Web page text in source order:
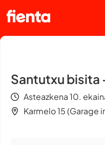
Santutxu bisita
Asteazkena 10.
Karmelo 15 (Garage